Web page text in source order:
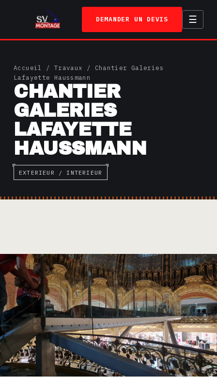
SERVICES
TRAVAUX
A PROPOS
CONTACT
DEMANDER UN DEVIS ☰
Accueil / Travaux / Chantier Galeries
Lafayette Haussmann
CHANTIER
GALERIES
LAFAYETTE
HAUSSMANN
EXTERIEUR / INTERIEUR